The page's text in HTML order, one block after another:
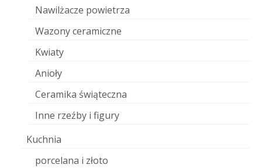
Nawilżacze powietrza
Wazony ceramiczne
Kwiaty
Anioły
Ceramika świąteczna
Inne rzeźby i figury
Kuchnia
porcelana i złoto